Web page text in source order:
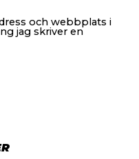
och webbplats i
jag skriver en